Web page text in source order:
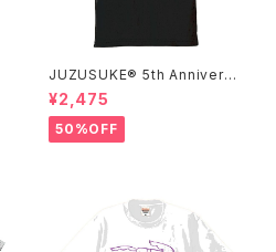
JUZUSUKE® 5th Anniversa
ry Tee
¥2,475
50%OFF